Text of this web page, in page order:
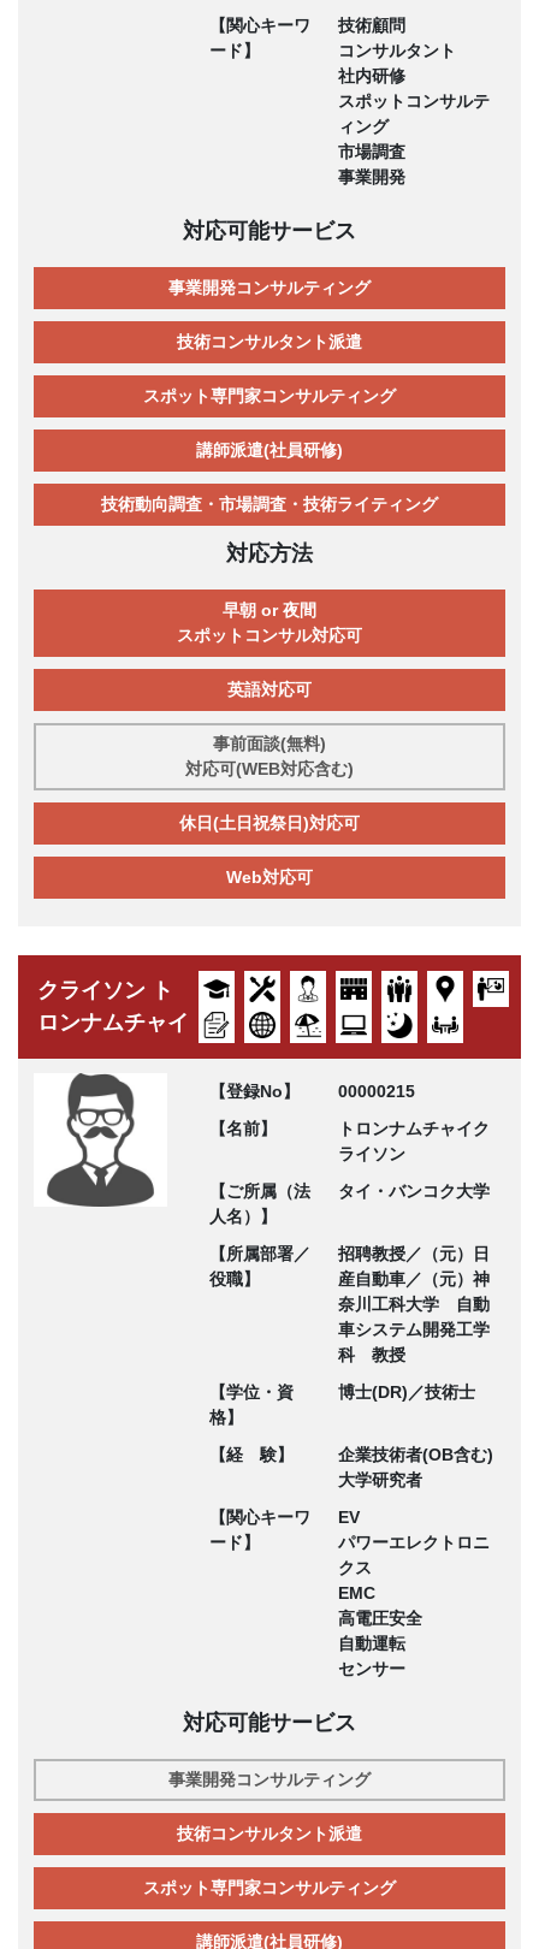
【関心キーワ
ード】
技術顧問
コンサルタント
社内研修
スポットコンサルテ
ィング
市場調査
事業開発
対応可能サービス
事業開発コンサルティング
技術コンサルタント派遣
スポット専門家コンサルティング
講師派遣(社員研修)
技術動向調査・市場調査・技術ライティング
対応方法
早朝 or 夜間
スポットコンサル対応可
英語対応可
事前面談(無料)
対応可(WEB対応含む)
休日(土日祝祭日)対応可
Web対応可
クライソン ト
ロンナムチャイ
【登録No】
00000215
【名前】
トロンナムチャイク
ライソン
【ご所属（法
人名）】
タイ・バンコク大学
【所属部署／
役職】
招聘教授／（元）日
産自動車／（元）神
奈川工科大学 自動
車システム開発工学
科 教授
【学位・資
格】
博士(DR)／技術士
【経 験】
企業技術者(OB含む)
大学研究者
【関心キーワ
ード】
EV
パワーエレクトロニ
クス
EMC
高電圧安全
自動運転
センサー
対応可能サービス
事業開発コンサルティング
技術コンサルタント派遣
スポット専門家コンサルティング
講師派遣(社員研修)